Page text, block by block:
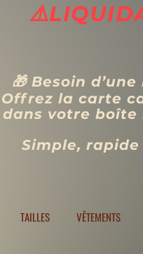
🎁 Besoin
Offrez la carte
dans votre boîte
Simple,
TAILLES VÊTEMENTS